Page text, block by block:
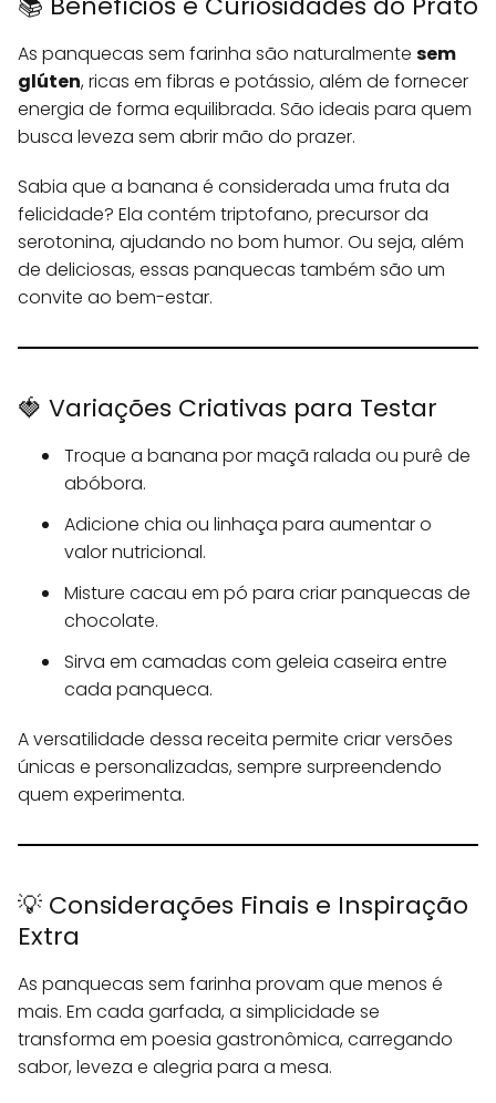
As panquecas sem farinha são naturalmente sem
glúten, ricas em fibras e potássio, além de fornecer
energia de forma equilibrada. São ideais para quem
busca leveza sem abrir mão do prazer.
Sabia que a banana é considerada uma fruta da
felicidade? Ela contém triptofano, precursor da
serotonina, ajudando no bom humor. Ou seja, além
de deliciosas, essas panquecas também são um
convite ao bem-estar.
🍓 Variações Criativas para Testar
Troque a banana por maçã ralada ou purê de
abóbora.
Adicione chia ou linhaça para aumentar o
valor nutricional.
Misture cacau em pó para criar panquecas de
chocolate.
Sirva em camadas com geleia caseira entre
cada panqueca.
A versatilidade dessa receita permite criar versões
únicas e personalizadas, sempre surpreendendo
quem experimenta.
💡 Considerações Finais e Inspiração
Extra
As panquecas sem farinha provam que menos é
mais. Em cada garfada, a simplicidade se
transforma em poesia gastronômica, carregando
sabor, leveza e alegria para a mesa.